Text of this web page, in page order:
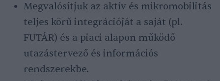
Megvalósítjuk az aktív és mikromobilitás
teljes körű integrációját a saját (pl.
FUTÁR) és a piaci alapon működő
utazástervező és információs
rendszerekbe.